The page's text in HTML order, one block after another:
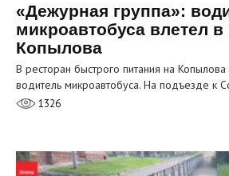
«Дежурная группа»:
микроавтобуса влетел
Копылова
В ресторан быстрого питания на
водитель микроавтобуса. На подъезде к
1326